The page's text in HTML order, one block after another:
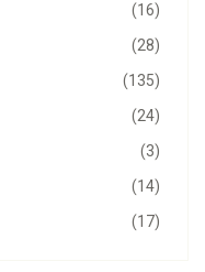
(16)
(28)
(135)
(24)
(3)
(14)
(17)